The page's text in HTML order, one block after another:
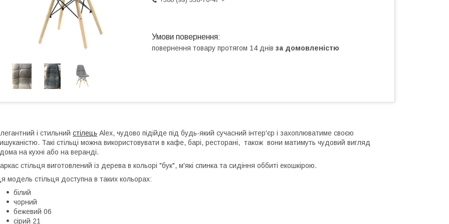
повернення товару протягом 14 днів за домовленістю
і стильний стілець Alex, чудово підійде під будь-який сучасний інтер'єр і захоплюватиме своєю
Такі стільці можна використовувати в кафе, барі, ресторані, також вони матимуть чудовий вигляд
на кухні або на веранді.
стільця виготовлений із дерева в кольорі "бук", м'які спинка та сидіння оббиті екошкірою.
модель стільця доступна в таких кольорах:
білий
чорний
бежевий 06
сірий 21